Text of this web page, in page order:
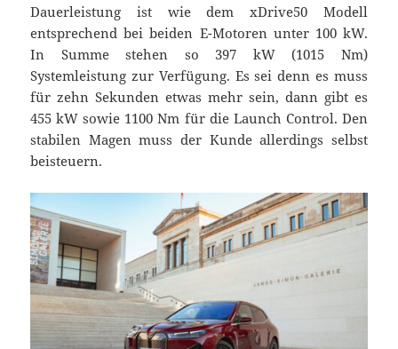
Dauerleistung ist wie dem xDrive50 Modell
entsprechend bei beiden E-Motoren unter 100 kW.
In Summe stehen so 397 kW (1015 Nm)
Systemleistung zur Verfügung. Es sei denn es muss
für zehn Sekunden etwas mehr sein, dann gibt es
455 kW sowie 1100 Nm für die Launch Control. Den
stabilen Magen muss der Kunde allerdings selbst
beisteuern.